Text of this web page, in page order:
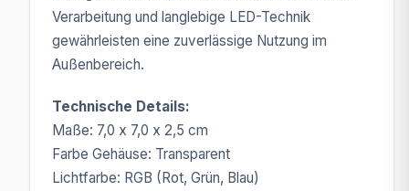
Verarbeitung und langlebige LED-Technik
gewährleisten eine zuverlässige Nutzung im
Außenbereich.
Technische Details:
Maße: 7,0 x 7,0 x 2,5 cm
Farbe Gehäuse: Transparent
Lichtfarbe: RGB (Rot, Grün, Blau)